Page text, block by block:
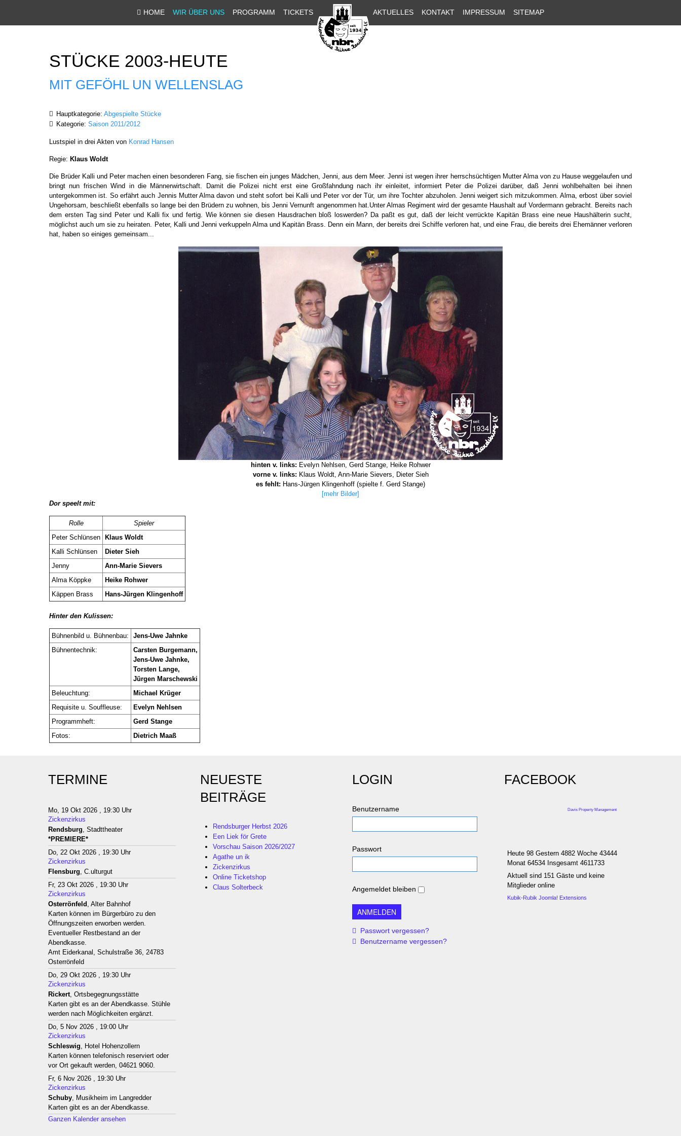
HOME WIR ÜBER UNS PROGRAMM TICKETS AKTUELLES KONTAKT IMPRESSUM SITEMAP
STÜCKE 2003-HEUTE
MIT GEFÖHL UN WELLENSLAG
Hauptkategorie: Abgespielte Stücke
Kategorie: Saison 2011/2012
Lustspiel in drei Akten von Konrad Hansen
Regie: Klaus Woldt
Die Brüder Kalli und Peter machen einen besonderen Fang, sie fischen ein junges Mädchen, Jenni, aus dem Meer. Jenni ist wegen ihrer herrschsüchtigen Mutter Alma von zu Hause weggelaufen und
bringt nun frischen Wind in die Männerwirtschaft. Damit die Polizei nicht erst eine Großfahndung nach ihr einleitet, informiert Peter die Polizei darüber, daß Jenni wohlbehalten bei ihnen
untergekommen ist. So erfährt auch Jennis Mutter Alma davon und steht sofort bei Kalli und Peter vor der Tür, um ihre Tochter abzuholen. Jenni weigert sich mitzukommen. Alma, erbost über soviel
Ungehorsam, beschließt ebenfalls so lange bei den Brüdern zu wohnen, bis Jenni Vernunft angenommen hat.Unter Almas Regiment wird der gesamte Haushalt auf Vordermann gebracht. Bereits nach
dem ersten Tag sind Peter und Kalli fix und fertig. Wie können sie diesen Hausdrachen bloß loswerden? Da paßt es gut, daß der leicht verrückte Kapitän Brass eine neue Haushälterin sucht,
möglichst auch um sie zu heiraten. Peter, Kalli und Jenni verkuppeln Alma und Kapitän Brass. Denn ein Mann, der bereits drei Schiffe verloren hat, und eine Frau, die bereits drei Ehemänner verloren
hat, haben so einiges gemeinsam...
hinten v. links: Evelyn Nehlsen, Gerd Stange, Heike Rohwer
vorne v. links: Klaus Woldt, Ann-Marie Sievers, Dieter Sieh
es fehlt: Hans-Jürgen Klingenhoff (spielte f. Gerd Stange)
[mehr Bilder]
Dor speelt mit:
Rolle
Spieler
Peter Schlünsen
Klaus Woldt
Kalli Schlünsen
Dieter Sieh
Jenny
Ann-Marie Sievers
Alma Köppke
Heike Rohwer
Käppen Brass
Hans-Jürgen Klingenhoff
Hinter den Kulissen:
Bühnenbild u. Bühnenbau:
Jens-Uwe Jahnke
Bühnentechnik:
Carsten Burgemann,
Jens-Uwe Jahnke,
Torsten Lange,
Jürgen Marschewski
Beleuchtung:
Michael Krüger
Requisite u. Souffleuse:
Evelyn Nehlsen
Programmheft:
Gerd Stange
Fotos:
Dietrich Maaß
TERMINE
Mo, 19 Okt 2026 , 19:30 Uhr
Zickenzirkus
Rendsburg, Stadttheater
*PREMIERE*
Do, 22 Okt 2026 , 19:30 Uhr
Zickenzirkus
Flensburg, C.ulturgut
Fr, 23 Okt 2026 , 19:30 Uhr
Zickenzirkus
Osterrönfeld , Alter Bahnhof
Karten können im Bürgerbüro zu den
Öffnungszeiten erworben werden.
Eventueller Restbestand an der
Abendkasse.
Amt Eiderkanal, Schulstraße 36, 24783
Osterrönfeld
Do, 29 Okt 2026 , 19:30 Uhr
Zickenzirkus
Rickert, Ortsbegegnungsstätte
Karten gibt es an der Abendkasse. Stühle
werden nach Möglichkeiten ergänzt.
Do, 5 Nov 2026 , 19:00 Uhr
Zickenzirkus
Schleswig, Hotel Hohenzollern
Karten können telefonisch reserviert oder
vor Ort gekauft werden, 04621 9060.
Fr, 6 Nov 2026 , 19:30 Uhr
Zickenzirkus
Schuby, Musikheim im Langredder
Karten gibt es an der Abendkasse.
Ganzen Kalender ansehen
NEUESTE
BEITRÄGE
Rendsburger Herbst 2026
Een Liek för Grete
Vorschau Saison 2026/2027
Agathe un ik
Zickenzirkus
Online Ticketshop
Claus Solterbeck
LOGIN
Benutzername
Passwort
Angemeldet bleiben
Passwort vergessen?
Benutzername vergessen?
FACEBOOK
Davis Property Management
Heute 98 Gestern 4882 Woche 43444
Monat 64534 Insgesamt 4611733
Aktuell sind 151 Gäste und keine
Mitglieder online
Kubik-Rubik Joomla! Extensions